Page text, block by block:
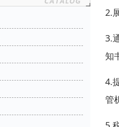
2.
3.
知
4.
管